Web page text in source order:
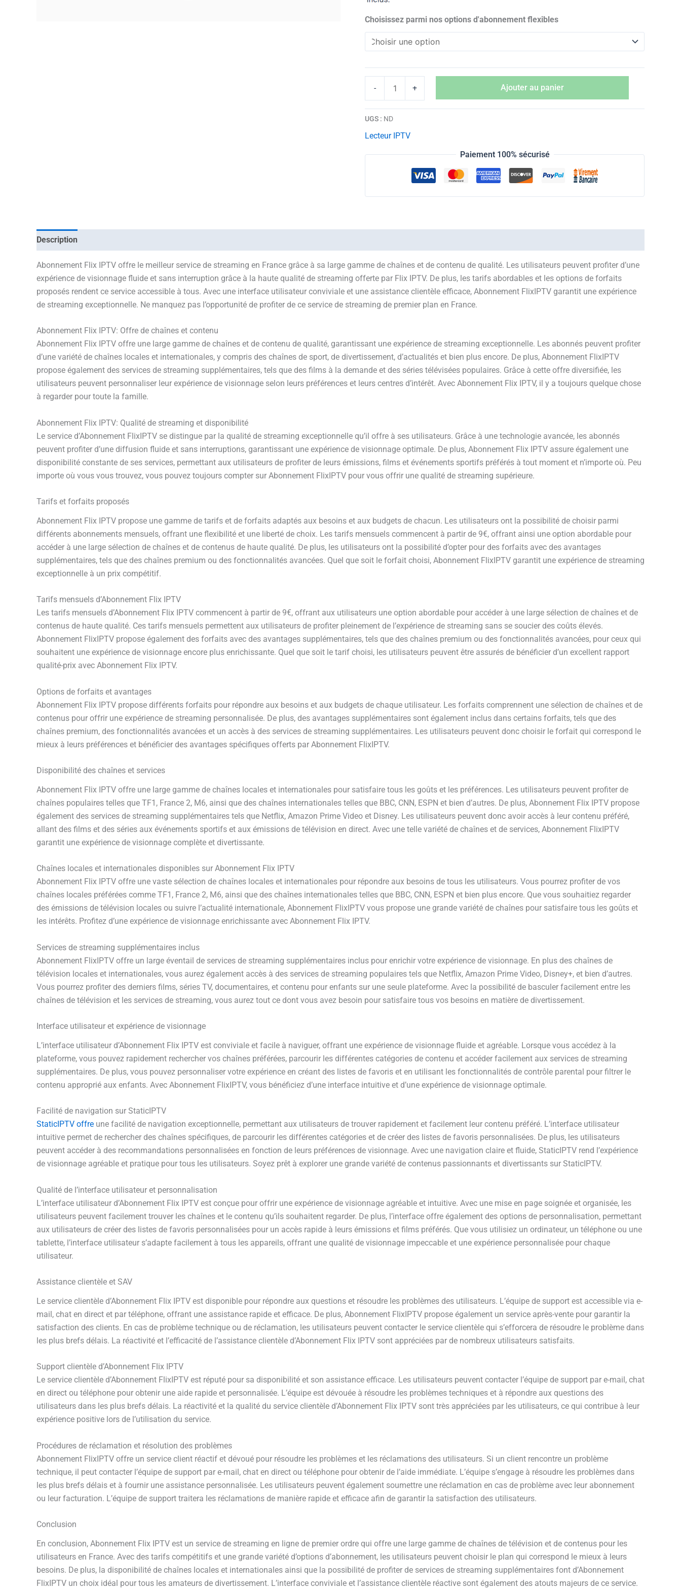
Choisissez parmi nos options d'abonnement flexibles
- + Ajouter au panier
UGS : ND
Lecteur IPTV
Paiement 100% sécurisé
Description
Abonnement Flix IPTV offre le meilleur service de streaming en France grâce à sa large gamme de chaînes et de contenu de qualité. Les utilisateurs peuvent profiter d’une
expérience de visionnage fluide et sans interruption grâce à la haute qualité de streaming offerte par Flix IPTV. De plus, les tarifs abordables et les options de forfaits
proposés rendent ce service accessible à tous. Avec une interface utilisateur conviviale et une assistance clientèle efficace, Abonnement FlixIPTV garantit une expérience
de streaming exceptionnelle. Ne manquez pas l’opportunité de profiter de ce service de streaming de premier plan en France.
Abonnement Flix IPTV: Offre de chaînes et contenu
Abonnement Flix IPTV offre une large gamme de chaînes et de contenu de qualité, garantissant une expérience de streaming exceptionnelle. Les abonnés peuvent profiter
d’une variété de chaînes locales et internationales, y compris des chaînes de sport, de divertissement, d’actualités et bien plus encore. De plus, Abonnement FlixIPTV
propose également des services de streaming supplémentaires, tels que des films à la demande et des séries télévisées populaires. Grâce à cette offre diversifiée, les
utilisateurs peuvent personnaliser leur expérience de visionnage selon leurs préférences et leurs centres d’intérêt. Avec Abonnement Flix IPTV, il y a toujours quelque chose
à regarder pour toute la famille.
Abonnement Flix IPTV: Qualité de streaming et disponibilité
Le service d’Abonnement FlixIPTV se distingue par la qualité de streaming exceptionnelle qu’il offre à ses utilisateurs. Grâce à une technologie avancée, les abonnés
peuvent profiter d’une diffusion fluide et sans interruptions, garantissant une expérience de visionnage optimale. De plus, Abonnement Flix IPTV assure également une
disponibilité constante de ses services, permettant aux utilisateurs de profiter de leurs émissions, films et événements sportifs préférés à tout moment et n’importe où. Peu
importe où vous vous trouvez, vous pouvez toujours compter sur Abonnement FlixIPTV pour vous offrir une qualité de streaming supérieure.
Tarifs et forfaits proposés
Abonnement Flix IPTV propose une gamme de tarifs et de forfaits adaptés aux besoins et aux budgets de chacun. Les utilisateurs ont la possibilité de choisir parmi
différents abonnements mensuels, offrant une flexibilité et une liberté de choix. Les tarifs mensuels commencent à partir de 9€, offrant ainsi une option abordable pour
accéder à une large sélection de chaînes et de contenus de haute qualité. De plus, les utilisateurs ont la possibilité d’opter pour des forfaits avec des avantages
supplémentaires, tels que des chaînes premium ou des fonctionnalités avancées. Quel que soit le forfait choisi, Abonnement FlixIPTV garantit une expérience de streaming
exceptionnelle à un prix compétitif.
Tarifs mensuels d’Abonnement Flix IPTV
Les tarifs mensuels d’Abonnement Flix IPTV commencent à partir de 9€, offrant aux utilisateurs une option abordable pour accéder à une large sélection de chaînes et de
contenus de haute qualité. Ces tarifs mensuels permettent aux utilisateurs de profiter pleinement de l’expérience de streaming sans se soucier des coûts élevés.
Abonnement FlixIPTV propose également des forfaits avec des avantages supplémentaires, tels que des chaînes premium ou des fonctionnalités avancées, pour ceux qui
souhaitent une expérience de visionnage encore plus enrichissante. Quel que soit le tarif choisi, les utilisateurs peuvent être assurés de bénéficier d’un excellent rapport
qualité-prix avec Abonnement Flix IPTV.
Options de forfaits et avantages
Abonnement Flix IPTV propose différents forfaits pour répondre aux besoins et aux budgets de chaque utilisateur. Les forfaits comprennent une sélection de chaînes et de
contenus pour offrir une expérience de streaming personnalisée. De plus, des avantages supplémentaires sont également inclus dans certains forfaits, tels que des
chaînes premium, des fonctionnalités avancées et un accès à des services de streaming supplémentaires. Les utilisateurs peuvent donc choisir le forfait qui correspond le
mieux à leurs préférences et bénéficier des avantages spécifiques offerts par Abonnement FlixIPTV.
Disponibilité des chaînes et services
Abonnement Flix IPTV offre une large gamme de chaînes locales et internationales pour satisfaire tous les goûts et les préférences. Les utilisateurs peuvent profiter de
chaînes populaires telles que TF1, France 2, M6, ainsi que des chaînes internationales telles que BBC, CNN, ESPN et bien d’autres. De plus, Abonnement Flix IPTV propose
également des services de streaming supplémentaires tels que Netflix, Amazon Prime Video et Disney. Les utilisateurs peuvent donc avoir accès à leur contenu préféré,
allant des films et des séries aux événements sportifs et aux émissions de télévision en direct. Avec une telle variété de chaînes et de services, Abonnement FlixIPTV
garantit une expérience de visionnage complète et divertissante.
Chaînes locales et internationales disponibles sur Abonnement Flix IPTV
Abonnement Flix IPTV offre une vaste sélection de chaînes locales et internationales pour répondre aux besoins de tous les utilisateurs. Vous pourrez profiter de vos
chaînes locales préférées comme TF1, France 2, M6, ainsi que des chaînes internationales telles que BBC, CNN, ESPN et bien plus encore. Que vous souhaitiez regarder
des émissions de télévision locales ou suivre l’actualité internationale, Abonnement FlixIPTV vous propose une grande variété de chaînes pour satisfaire tous les goûts et
les intérêts. Profitez d’une expérience de visionnage enrichissante avec Abonnement Flix IPTV.
Services de streaming supplémentaires inclus
Abonnement FlixIPTV offre un large éventail de services de streaming supplémentaires inclus pour enrichir votre expérience de visionnage. En plus des chaînes de
télévision locales et internationales, vous aurez également accès à des services de streaming populaires tels que Netflix, Amazon Prime Video, Disney+, et bien d’autres.
Vous pourrez profiter des derniers films, séries TV, documentaires, et contenu pour enfants sur une seule plateforme. Avec la possibilité de basculer facilement entre les
chaînes de télévision et les services de streaming, vous aurez tout ce dont vous avez besoin pour satisfaire tous vos besoins en matière de divertissement.
Interface utilisateur et expérience de visionnage
L’interface utilisateur d’Abonnement Flix IPTV est conviviale et facile à naviguer, offrant une expérience de visionnage fluide et agréable. Lorsque vous accédez à la
plateforme, vous pouvez rapidement rechercher vos chaînes préférées, parcourir les différentes catégories de contenu et accéder facilement aux services de streaming
supplémentaires. De plus, vous pouvez personnaliser votre expérience en créant des listes de favoris et en utilisant les fonctionnalités de contrôle parental pour filtrer le
contenu approprié aux enfants. Avec Abonnement FlixIPTV, vous bénéficiez d’une interface intuitive et d’une expérience de visionnage optimale.
Facilité de navigation sur StaticIPTV
StaticIPTV offre une facilité de navigation exceptionnelle, permettant aux utilisateurs de trouver rapidement et facilement leur contenu préféré. L’interface utilisateur
intuitive permet de rechercher des chaînes spécifiques, de parcourir les différentes catégories et de créer des listes de favoris personnalisées. De plus, les utilisateurs
peuvent accéder à des recommandations personnalisées en fonction de leurs préférences de visionnage. Avec une navigation claire et fluide, StaticIPTV rend l’expérience
de visionnage agréable et pratique pour tous les utilisateurs. Soyez prêt à explorer une grande variété de contenus passionnants et divertissants sur StaticIPTV.
Qualité de l’interface utilisateur et personnalisation
L’interface utilisateur d’Abonnement Flix IPTV est conçue pour offrir une expérience de visionnage agréable et intuitive. Avec une mise en page soignée et organisée, les
utilisateurs peuvent facilement trouver les chaînes et le contenu qu’ils souhaitent regarder. De plus, l’interface offre également des options de personnalisation, permettant
aux utilisateurs de créer des listes de favoris personnalisées pour un accès rapide à leurs émissions et films préférés. Que vous utilisiez un ordinateur, un téléphone ou une
tablette, l’interface utilisateur s’adapte facilement à tous les appareils, offrant une qualité de visionnage impeccable et une expérience personnalisée pour chaque
utilisateur.
Assistance clientèle et SAV
Le service clientèle d’Abonnement Flix IPTV est disponible pour répondre aux questions et résoudre les problèmes des utilisateurs. L’équipe de support est accessible via e-
mail, chat en direct et par téléphone, offrant une assistance rapide et efficace. De plus, Abonnement FlixIPTV propose également un service après-vente pour garantir la
satisfaction des clients. En cas de problème technique ou de réclamation, les utilisateurs peuvent contacter le service clientèle qui s’efforcera de résoudre le problème dans
les plus brefs délais. La réactivité et l’efficacité de l’assistance clientèle d’Abonnement Flix IPTV sont appréciées par de nombreux utilisateurs satisfaits.
Support clientèle d’Abonnement Flix IPTV
Le service clientèle d’Abonnement FlixIPTV est réputé pour sa disponibilité et son assistance efficace. Les utilisateurs peuvent contacter l’équipe de support par e-mail, chat
en direct ou téléphone pour obtenir une aide rapide et personnalisée. L’équipe est dévouée à résoudre les problèmes techniques et à répondre aux questions des
utilisateurs dans les plus brefs délais. La réactivité et la qualité du service clientèle d’Abonnement Flix IPTV sont très appréciées par les utilisateurs, ce qui contribue à leur
expérience positive lors de l’utilisation du service.
Procédures de réclamation et résolution des problèmes
Abonnement FlixIPTV offre un service client réactif et dévoué pour résoudre les problèmes et les réclamations des utilisateurs. Si un client rencontre un problème
technique, il peut contacter l’équipe de support par e-mail, chat en direct ou téléphone pour obtenir de l’aide immédiate. L’équipe s’engage à résoudre les problèmes dans
les plus brefs délais et à fournir une assistance personnalisée. Les utilisateurs peuvent également soumettre une réclamation en cas de problème avec leur abonnement
ou leur facturation. L’équipe de support traitera les réclamations de manière rapide et efficace afin de garantir la satisfaction des utilisateurs.
Conclusion
En conclusion, Abonnement Flix IPTV est un service de streaming en ligne de premier ordre qui offre une large gamme de chaînes de télévision et de contenus pour les
utilisateurs en France. Avec des tarifs compétitifs et une grande variété d’options d’abonnement, les utilisateurs peuvent choisir le plan qui correspond le mieux à leurs
besoins. De plus, la disponibilité de chaînes locales et internationales ainsi que la possibilité de profiter de services de streaming supplémentaires font d’Abonnement
FlixIPTV un choix idéal pour tous les amateurs de divertissement. L’interface conviviale et l’assistance clientèle réactive sont également des atouts majeurs de ce service.